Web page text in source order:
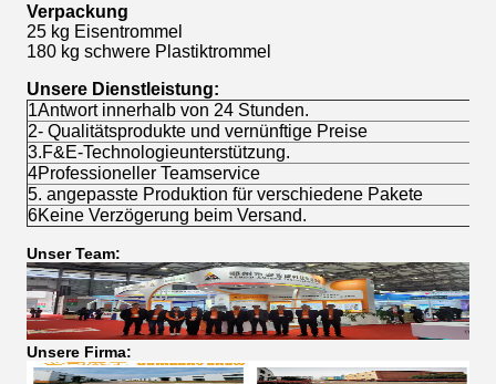
Verpackung
25 kg Eisentrommel
180 kg schwere Plastiktrommel
Unsere Dienstleistung:
1Antwort innerhalb von 24 Stunden.
2- Qualitätsprodukte und vernünftige Preise
3.F&E-Technologieunterstützung.
4Professioneller Teamservice
5. angepasste Produktion für verschiedene Pakete
6Keine Verzögerung beim Versand.
Unser Team:
Unsere Firma: